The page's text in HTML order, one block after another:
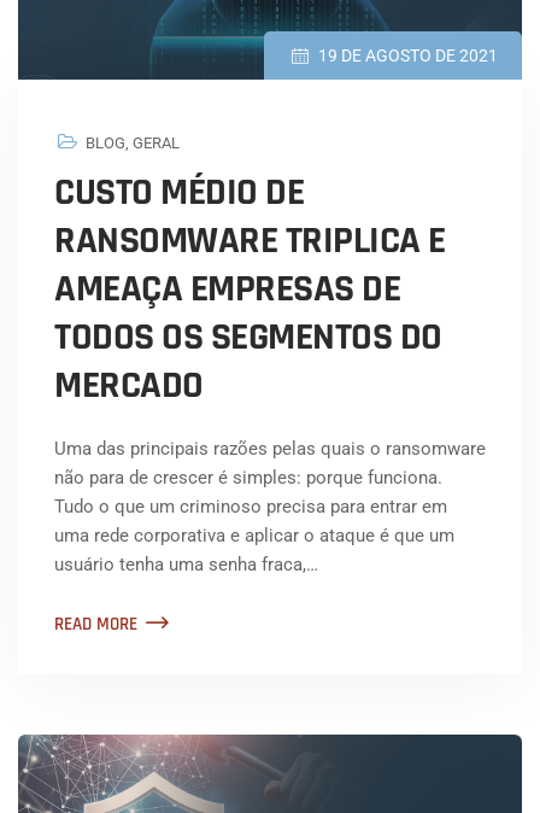
19 DE AGOSTO DE 2021
BLOG GERAL
CUSTO MÉDIO DE
RANSOMWARE TRIPLICA E
AMEAÇA EMPRESAS DE
TODOS OS SEGMENTOS DO
MERCADO
Uma das principais razões pelas quais o ransomware
não para de crescer é simples: porque funciona.
Tudo o que um criminoso precisa para entrar em
uma rede corporativa e aplicar o ataque é que um
usuário tenha uma senha fraca,…
READ MORE